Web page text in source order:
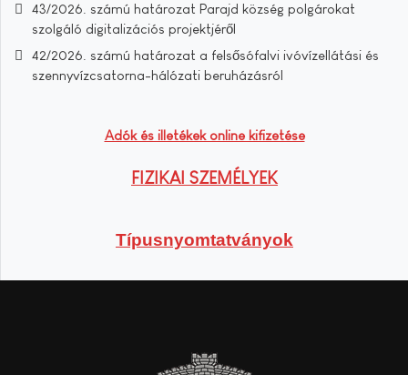
43/2026. számú határozat Parajd község polgárokat
szolgáló digitalizációs projektjéről
42/2026. számú határozat a felsősófalvi ivóvízellátási és
szennyvízcsatorna-hálózati beruházásról
Adók és illetékek online kifizetése
FIZIKAI SZEMÉLYEK
Típusnyomtatványok